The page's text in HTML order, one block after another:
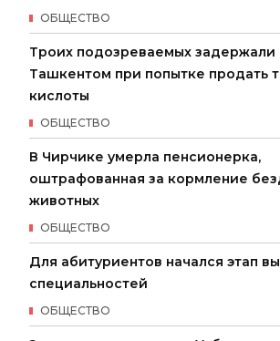
ОБЩЕСТВО
Троих подозреваемых задержали
Ташкентом при попытке продать
кислоты
ОБЩЕСТВО
В Чирчике умерла пенсионерка,
оштрафованная за кормление
животных
ОБЩЕСТВО
Для абитуриентов начался этап
специальностей
ОБЩЕСТВО